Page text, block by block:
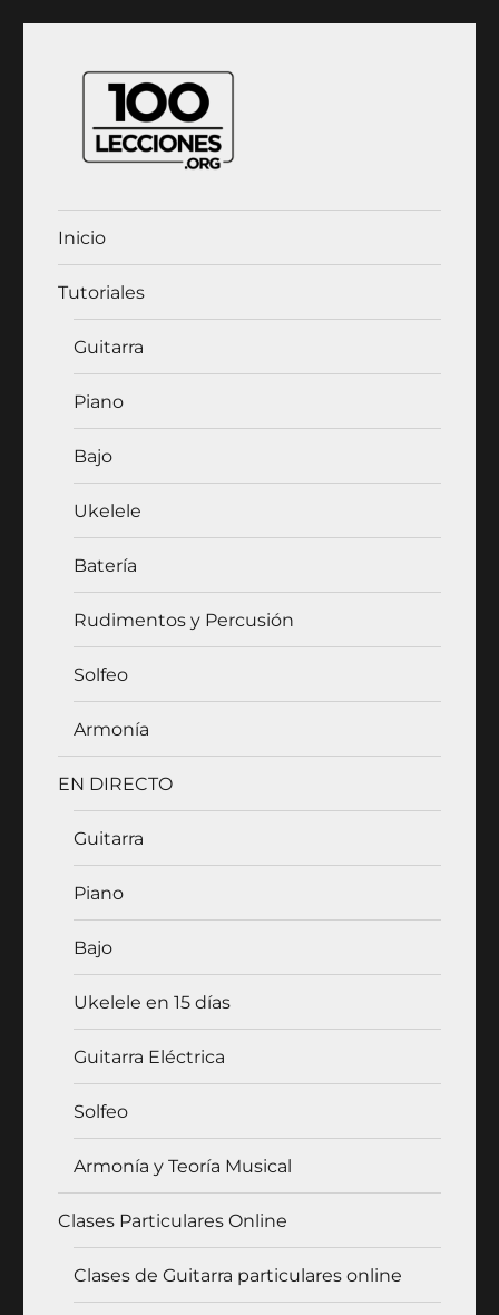
100Lecciones.Org
Inicio
Tutoriales
Guitarra
Piano
Bajo
Ukelele
Batería
Rudimentos y Percusión
Solfeo
Armonía
EN DIRECTO
Guitarra
Piano
Bajo
Ukelele en 15 días
Guitarra Eléctrica
Solfeo
Armonía y Teoría Musical
Clases Particulares Online
Clases de Guitarra particulares online